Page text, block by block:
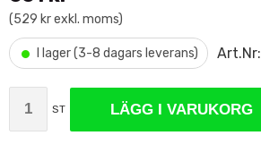
(529 kr exkl. moms)
• I lager (3-8 dagars leverans) Art.Nr:
ST LÄGG I VARUKORG